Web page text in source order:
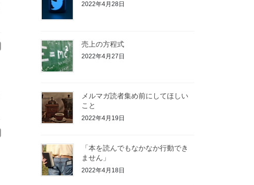
2022年4月28日
売上の方程式
2022年4月27日
メルマガ読者集め前にしてほしい
こと
2022年4月19日
「本を読んでもなかなか行動でき
ません」
2022年4月18日